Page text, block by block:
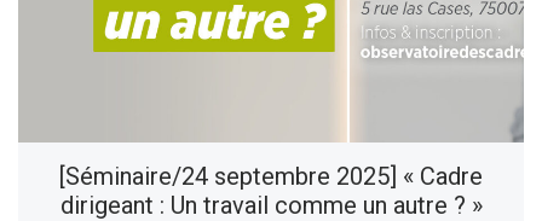
[Séminaire/24 septembre 2025] « Cadre
dirigeant : Un travail comme un autre ? »